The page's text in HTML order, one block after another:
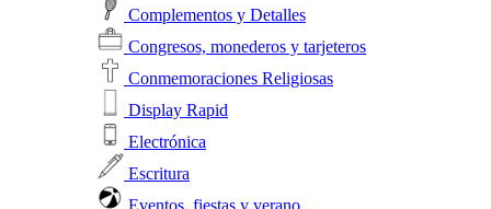
Complementos y Detalles
Congresos, monederos y tarjeteros
Conmemoraciones Religiosas
Display Rapid
Electrónica
Escritura
Eventos, fiestas y verano